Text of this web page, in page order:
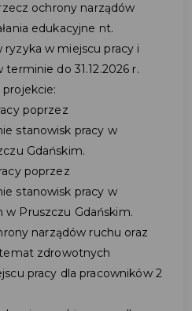
ochrony narządów
edukacyjne nt.
w miejscu pracy i
do 31.12.2026 r.
poprzez
stanowisk pracy w
Gdańskim.
poprzez
stanowisk pracy w
Pruszczu Gdańskim.
narządów ruchu oraz
zdrowotnych
pracy dla pracowników 2